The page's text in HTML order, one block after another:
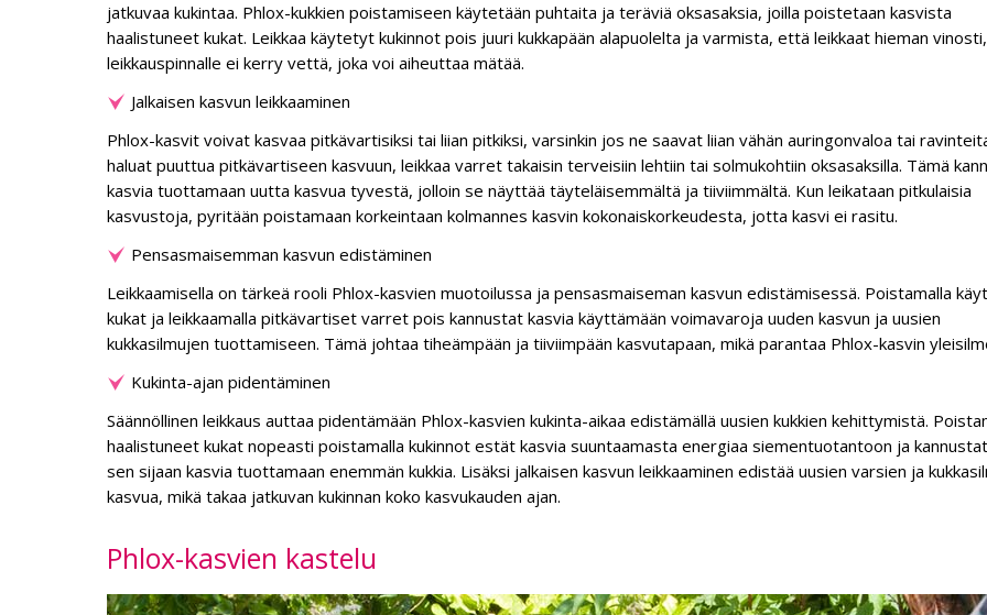
jatkuvaa kukintaa. Phlox-kukkien poistamiseen käytetään puhtaita ja teräviä oksasaksia, joilla poistetaan kasvista
haalistuneet kukat. Leikkaa käytetyt kukinnot pois juuri kukkapään alapuolelta ja varmista, että leikkaat hieman
leikkauspinnalle ei kerry vettä, joka voi aiheuttaa mätää.
Jalkaisen kasvun leikkaaminen
Phlox-kasvit voivat kasvaa pitkävartisiksi tai liian pitkiksi, varsinkin jos ne saavat liian vähän auringonvaloa tai
haluat puuttua pitkävartiseen kasvuun, leikkaa varret takaisin terveisiin lehtiin tai solmukohtiin oksasaksilla. Tämä
kasvia tuottamaan uutta kasvua tyvestä, jolloin se näyttää täyteläisemmältä ja tiiviimmältä. Kun leikataan pitkulaisia
kasvustoja, pyritään poistamaan korkeintaan kolmannes kasvin kokonaiskorkeudesta, jotta kasvi ei rasitu.
Pensasmaisemman kasvun edistäminen
Leikkaamisella on tärkeä rooli Phlox-kasvien muotoilussa ja pensasmaiseman kasvun edistämisessä. Poistamalla
kukat ja leikkaamalla pitkävartiset varret pois kannustat kasvia käyttämään voimavaroja uuden kasvun ja uusien
kukkasilmujen tuottamiseen. Tämä johtaa tiheämpään ja tiiviimpään kasvutapaan, mikä parantaa Phlox-kasvin
Kukinta-ajan pidentäminen
Säännöllinen leikkaus auttaa pidentämään Phlox-kasvien kukinta-aikaa edistämällä uusien kukkien kehittymistä.
haalistuneet kukat nopeasti poistamalla kukinnot estät kasvia suuntaamasta energiaa siementuotantoon ja
sen sijaan kasvia tuottamaan enemmän kukkia. Lisäksi jalkaisen kasvun leikkaaminen edistää uusien varsien ja
kasvua, mikä takaa jatkuvan kukinnan koko kasvukauden ajan.
Phlox-kasvien kastelu